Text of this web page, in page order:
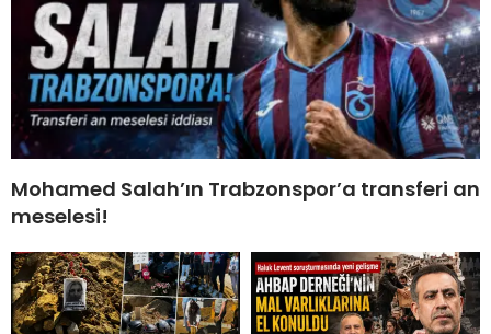
Mohamed Salah’ın Trabzonspor’a transferi an
meselesi!